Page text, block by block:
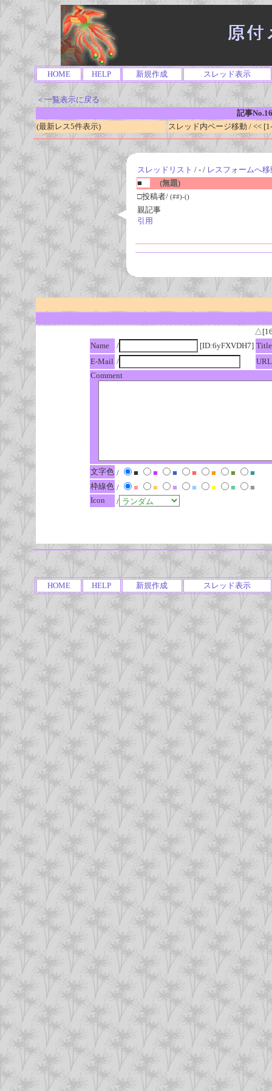
HOME HELP 新規作成 スレッド表示
＜一覧表示に戻る
記事
(最新レス5件表示)
スレッド内ページ移動 / <<
スレッドリスト / - / レスフォームへ移
■
(無題)
□投稿者/ (##)-()
親記事
引用
Name
/ [ID:6yFXVDH7] Title
E-Mail /
URL
Comment
文字色 / ■ ■ ■ ■ ■ ■
■
枠線色 / ■ ■ ■ ■ ■ ■
■
Icon
/
HOME HELP 新規作成 スレッド表示